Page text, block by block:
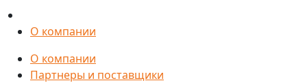
О компании
О компании
Партнеры и поставщики